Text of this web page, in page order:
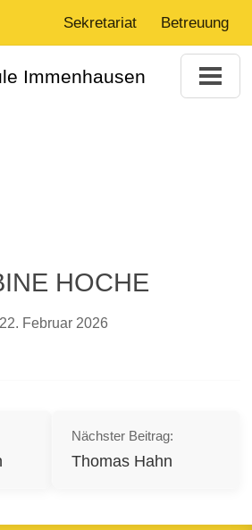
Sekretariat Betreuung
HOCHE
22. Februar 2026
Nächster Beitrag:
Thomas Hahn